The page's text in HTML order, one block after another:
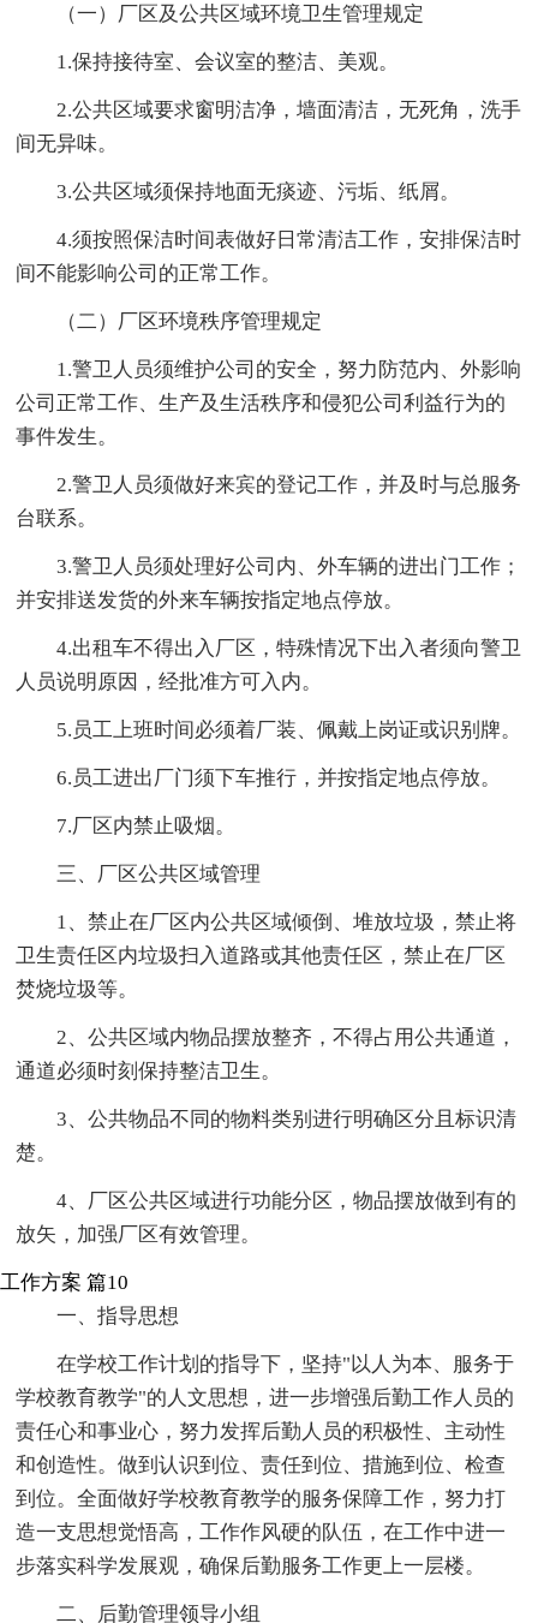
（一）厂区及公共区域环境卫生管理规定
1.保持接待室、会议室的整洁、美观。
2.公共区域要求窗明洁净，墙面清洁，无死角，洗手
间无异味。
3.公共区域须保持地面无痰迹、污垢、纸屑。
4.须按照保洁时间表做好日常清洁工作，安排保洁时
间不能影响公司的正常工作。
（二）厂区环境秩序管理规定
1.警卫人员须维护公司的安全，努力防范内、外影响
公司正常工作、生产及生活秩序和侵犯公司利益行为的
事件发生。
2.警卫人员须做好来宾的登记工作，并及时与总服务
台联系。
3.警卫人员须处理好公司内、外车辆的进出门工作；
并安排送发货的外来车辆按指定地点停放。
4.出租车不得出入厂区，特殊情况下出入者须向警卫
人员说明原因，经批准方可入内。
5.员工上班时间必须着厂装、佩戴上岗证或识别牌。
6.员工进出厂门须下车推行，并按指定地点停放。
7.厂区内禁止吸烟。
三、厂区公共区域管理
1、禁止在厂区内公共区域倾倒、堆放垃圾，禁止将
卫生责任区内垃圾扫入道路或其他责任区，禁止在厂区
焚烧垃圾等。
2、公共区域内物品摆放整齐，不得占用公共通道，
通道必须时刻保持整洁卫生。
3、公共物品不同的物料类别进行明确区分且标识清
楚。
4、厂区公共区域进行功能分区，物品摆放做到有的
放矢，加强厂区有效管理。
工作方案 篇10
一、指导思想
在学校工作计划的指导下，坚持"以人为本、服务于
学校教育教学"的人文思想，进一步增强后勤工作人员的
责任心和事业心，努力发挥后勤人员的积极性、主动性
和创造性。做到认识到位、责任到位、措施到位、检查
到位。全面做好学校教育教学的服务保障工作，努力打
造一支思想觉悟高，工作作风硬的队伍，在工作中进一
步落实科学发展观，确保后勤服务工作更上一层楼。
二、后勤管理领导小组